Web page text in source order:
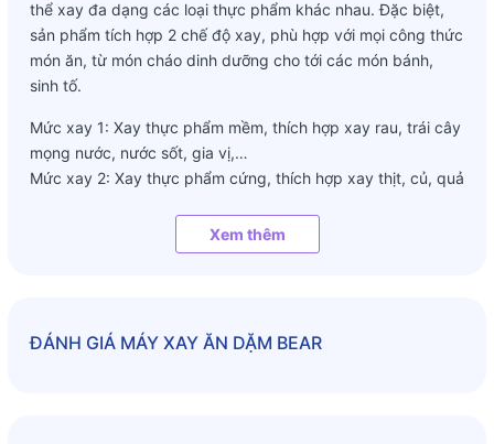
thể xay đa dạng các loại thực phẩm khác nhau. Đặc biệt,
sản phẩm tích hợp 2 chế độ xay, phù hợp với mọi công thức
món ăn, từ món cháo dinh dưỡng cho tới các món bánh,
sinh tố.
Mức xay 1: Xay thực phẩm mềm, thích hợp xay rau, trái cây
mọng nước, nước sốt, gia vị,…
Mức xay 2: Xay thực phẩm cứng, thích hợp xay thịt, củ, quả
2. Máy xay cho bé ăn dặm Bear mini 0.6L nhỏ gọn và tiện
xay đạt 200 gram, tương đương với 1 bát. Máy xay cho bé
Xem thêm
ĐÁNH GIÁ MÁY XAY ĂN DẶM BEAR